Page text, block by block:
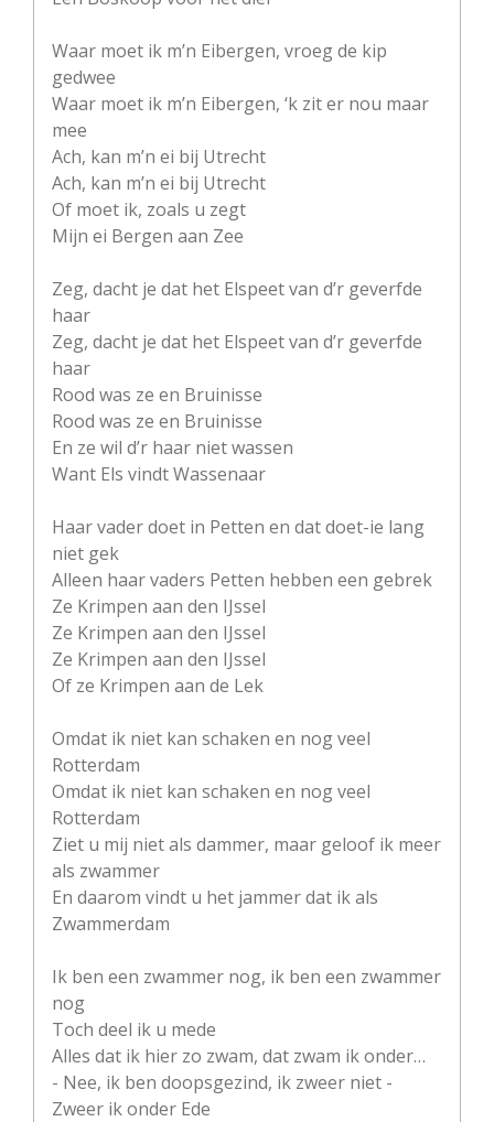
Waar moet ik m’n Eibergen, vroeg de kip
gedwee
Waar moet ik m’n Eibergen, ‘k zit er nou maar
mee
Ach, kan m’n ei bij Utrecht
Ach, kan m’n ei bij Utrecht
Of moet ik, zoals u zegt
Mijn ei Bergen aan Zee
Zeg, dacht je dat het Elspeet van d’r geverfde
haar
Zeg, dacht je dat het Elspeet van d’r geverfde
haar
Rood was ze en Bruinisse
Rood was ze en Bruinisse
En ze wil d’r haar niet wassen
Want Els vindt Wassenaar
Haar vader doet in Petten en dat doet-ie lang
niet gek
Alleen haar vaders Petten hebben een gebrek
Ze Krimpen aan den IJssel
Ze Krimpen aan den IJssel
Ze Krimpen aan den IJssel
Of ze Krimpen aan de Lek
Omdat ik niet kan schaken en nog veel
Rotterdam
Omdat ik niet kan schaken en nog veel
Rotterdam
Ziet u mij niet als dammer, maar geloof ik meer
als zwammer
En daarom vindt u het jammer dat ik als
Zwammerdam
Ik ben een zwammer nog, ik ben een zwammer
nog
Toch deel ik u mede
Alles dat ik hier zo zwam, dat zwam ik onder…
- Nee, ik ben doopsgezind, ik zweer niet -
Zweer ik onder Ede